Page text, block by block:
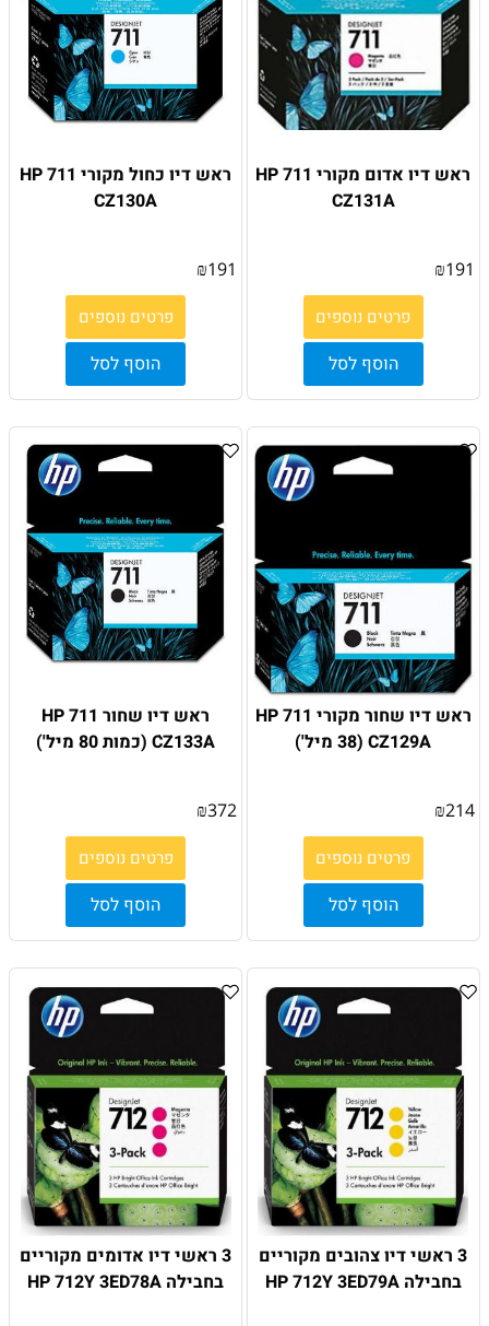
ראש דיו אדום מקורי HP 711
CZ131A
₪191
פרטים נוספים
הוסף לסל
ראש דיו כחול מקורי HP 711
CZ130A
₪191
פרטים נוספים
הוסף לסל
ראש דיו שחור מקורי HP 711
CZ129A (38 מיל')
₪214
פרטים נוספים
הוסף לסל
‏ראש דיו ‏שחור HP 711
CZ133A ׁ(כמות 80 מיל')
₪372
פרטים נוספים
הוסף לסל
3 ראשי דיו צהובים מקוריים
בחבילה HP 712Y 3ED79A
3 ראשי דיו אדומים מקוריים
בחבילה HP 712Y 3ED78A